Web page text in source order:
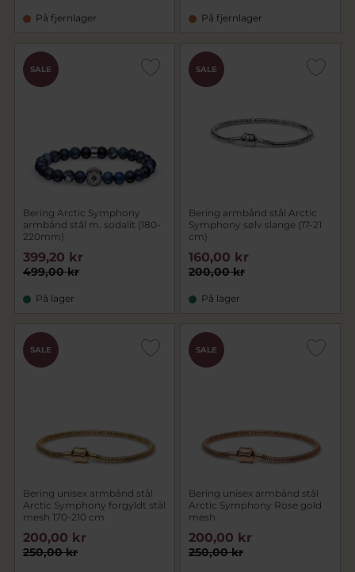
På fjernlager På fjernlager
SALE
Bering Arctic Symphony
armbånd stål m. sodalit (180-
220mm)
499,00 kr
399,20 kr
På lager
SALE
Bering armbånd stål Arctic
Symphony sølv slange (17-21
cm)
200,00 kr
160,00 kr
På lager
SALE
Bering unisex armbånd stål
Arctic Symphony forgyldt stål
mesh 170-210 cm
250,00 kr
200,00 kr
SALE
Bering unisex armbånd stål
Arctic Symphony Rose gold
mesh
250,00 kr
200,00 kr